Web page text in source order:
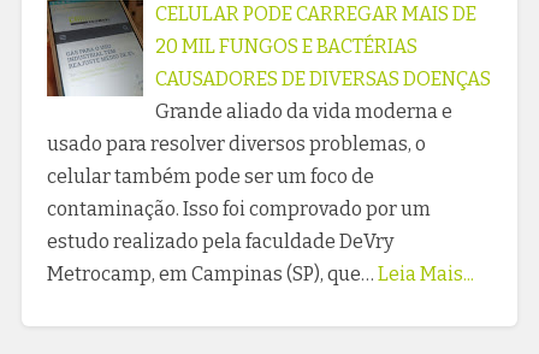
CELULAR PODE CARREGAR MAIS DE
20 MIL FUNGOS E BACTÉRIAS
CAUSADORES DE DIVERSAS DOENÇAS
Grande aliado da vida moderna e
usado para resolver diversos problemas, o
celular também pode ser um foco de
contaminação. Isso foi comprovado por um
estudo realizado pela faculdade DeVry
Metrocamp, em Campinas (SP), que… Leia Mais...